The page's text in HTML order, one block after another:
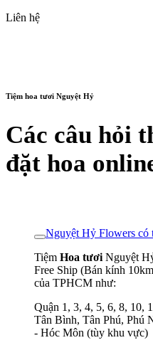
Liên hệ
Tiệm hoa tươi Nguyệt Hỷ
Các câu hỏi
đặt hoa
Nguyệt Hỷ Flowers có
Tiệm Hoa tươi Nguyệt
Free Ship (Bán kính
của TPHCM như:
Quận 1, 3, 4, 5, 6, 8, 10,
Tân Bình, Tân Phú, Phú
- Hóc Môn (tùy khu vực)